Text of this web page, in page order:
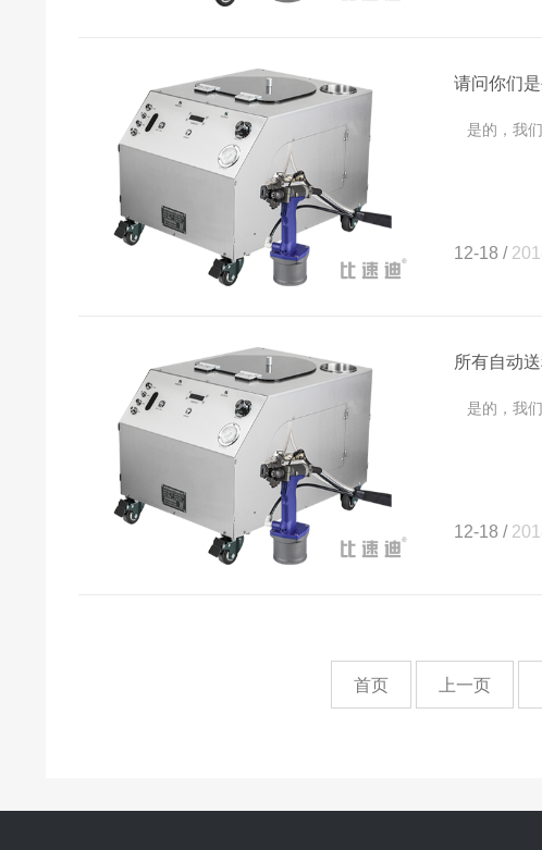
请问你们
是的，我
12-18 /
所有自动
是的，我
12-18 /
首页 上一页